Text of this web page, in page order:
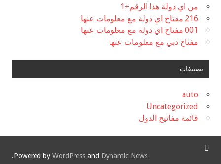
من اي دولة هذا الرقم+1
216 مفتاح اي دولة مع معلومات عنها
001 مفتاح اي دولة مع معلومات عنها
مفتاح دبي مع معلومات عنها
تصنيفات
auto
Uncategorized
قائمة مفاتيح الدول
Powered by WordPress and Dynamic News
.